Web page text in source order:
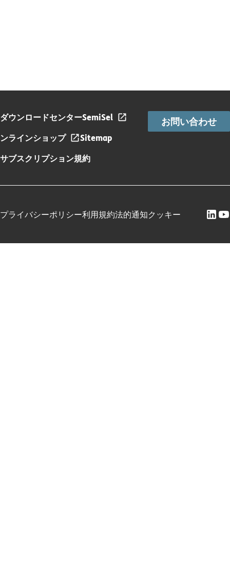
ダウンロードセンターSemiSel
ンラインショップ
Sitemap
サブスクリプション規約
お問い合わせ
プライバシーポリシー利用規約法的通知クッキー